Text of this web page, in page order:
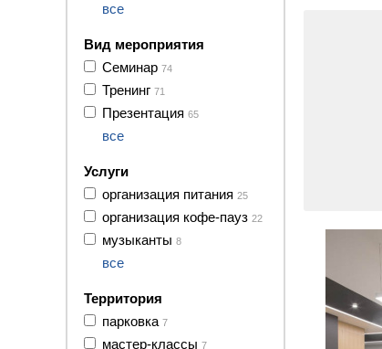
все
Вид мероприятия
Семинар 74
Тренинг 71
Презентация 65
все
Услуги
организация питания 25
организация кофе-пауз 22
музыканты 8
все
Территория
парковка 7
мастер-классы 7